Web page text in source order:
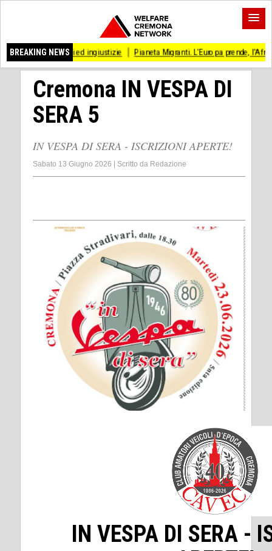
BREAKING NEWS
ed ingiustizie Pianeta Migranti. L’Europa prende, l’Africa resiste
Cremona IN VESPA DI
SERA 5
IN VESPA DI SERA - ISCRIZIONI APERTE!
Sabato 13 Giugno 2026 Scritto da Redazione
IN VESPA DI SERA -